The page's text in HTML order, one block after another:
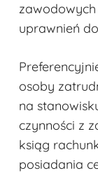
uprawnień
osoby
na
czynności z
ksiąg
posiadania